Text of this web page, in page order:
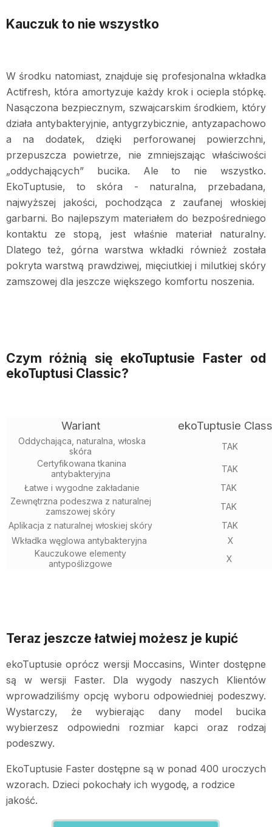
Kauczuk to nie wszystko
W środku natomiast, znajduje się profesjonalna wkładka
Actifresh, która amortyzuje każdy krok i ociepla stópkę.
Nasączona bezpiecznym, szwajcarskim środkiem, który
działa antybakteryjnie, antygrzybicznie, antyzapachowo
a na dodatek, dzięki perforowanej powierzchni,
przepuszcza powietrze, nie zmniejszając właściwości
„oddychających” bucika. Ale to nie wszystko.
EkoTuptusie, to skóra - naturalna, przebadana,
najwyższej jakości, pochodząca z zaufanej włoskiej
garbarni. Bo najlepszym materiałem do bezpośredniego
kontaktu ze stopą, jest właśnie materiał naturalny.
Dlatego też, górna warstwa wkładki również została
pokryta warstwą prawdziwej, mięciutkiej i milutkiej skóry
zamszowej dla jeszcze większego komfortu noszenia.
Czym różnią się ekoTuptusie Faster od
ekoTuptusi Classic?
Wariant ekoTuptusie
Oddychająca, naturalna, włoska
skóra
TAK
Certyfikowana tkanina
antybakteryjna
TAK
Łatwe i wygodne zakładanie
TAK
Zewnętrzna podeszwa z naturalnej
zamszowej skóry
TAK
Aplikacja z naturalnej włoskiej skóry
TAK
Wkładka węglowa antybakteryjna
X
Kauczukowe elementy
antypoślizgowe
X
Teraz jeszcze łatwiej możesz je kupić
ekoTuptusie oprócz wersji Moccasins, Winter dostępne
są w wersji Faster. Dla wygody naszych Klientów
wprowadziliśmy opcję wyboru odpowiedniej podeszwy.
Wystarczy, że wybierając dany model bucika
wybierzesz odpowiedni rozmiar kapci oraz rodzaj
podeszwy.
EkoTuptusie Faster dostępne są w ponad 400 uroczych
wzorach. Dzieci pokochały ich wygodę, a rodzice
jakość.